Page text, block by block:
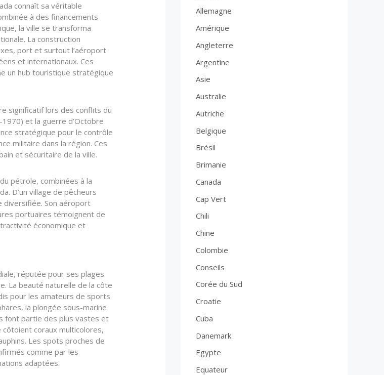
connaît sa véritable
à des financements
la ville se transforma
La construction
port et surtout l’aéroport
et internationaux. Ces
un hub touristique stratégique
significatif lors des conflits du
et la guerre d’Octobre
stratégique pour le contrôle
militaire dans la région. Ces
et sécuritaire de la ville.
pétrole, combinées à la
D’un village de pêcheurs
diversifiée. Son aéroport
portuaires témoignent de
économique et
réputée pour ses plages
La beauté naturelle de la côte
pour les amateurs de sports
la plongée sous-marine
font partie des plus vastes et
coraux multicolores,
Les spots proches de
comme par les
adaptées.
Allemagne
Amérique
Angleterre
Argentine
Asie
Australie
Autriche
Belgique
Brésil
Brimanie
Canada
Cap Vert
Chili
Chine
Colombie
Conseils
Corée du Sud
Croatie
Cuba
Danemark
Egypte
Equateur